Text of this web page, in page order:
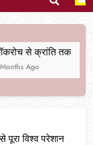
से क्रांति तक
Ago
पूरा विश्व परेशान